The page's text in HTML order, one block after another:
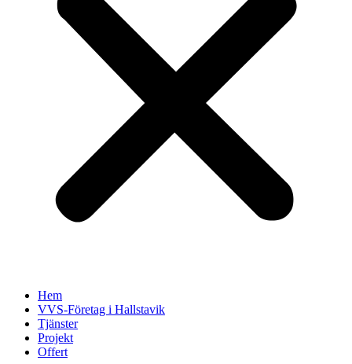
Hem
VVS-Företag i Hallstavik
Tjänster
Projekt
Offert